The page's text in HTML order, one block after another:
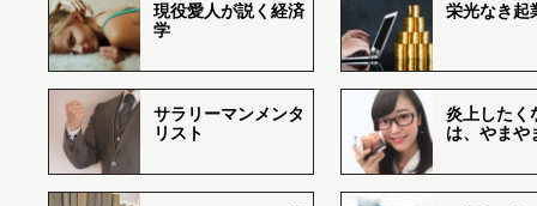
現役愛人が説く経済
学
栄光なき起
サラリーマンメンタ
リスト
炎上したく
は、やまや